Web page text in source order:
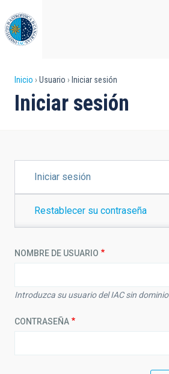
al
contenido
principal
Sobrescribir
enlaces
la
navegación
Inicio Usuario Iniciar sesión
Iniciar sesión
PRINCIPALES
Iniciar sesión
Restablecer su contraseña
NOMBRE DE USUARIO
Introduzca su usuario del IAC sin dominio
CONTRASEÑA